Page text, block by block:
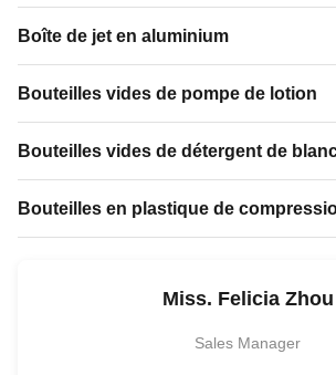
Boîte de jet en aluminium
Bouteilles vides de pompe de lotion
Bouteilles vides de détergent de
Bouteilles en plastique de
Miss. Felicia Zhou
Sales Manager